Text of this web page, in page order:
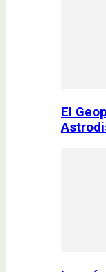
El